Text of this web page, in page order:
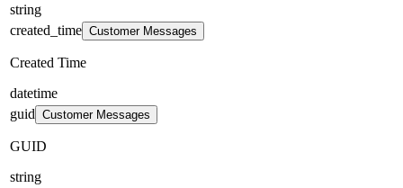
string
created_time Customer Messages
Created Time
datetime
guid Customer Messages
GUID
string